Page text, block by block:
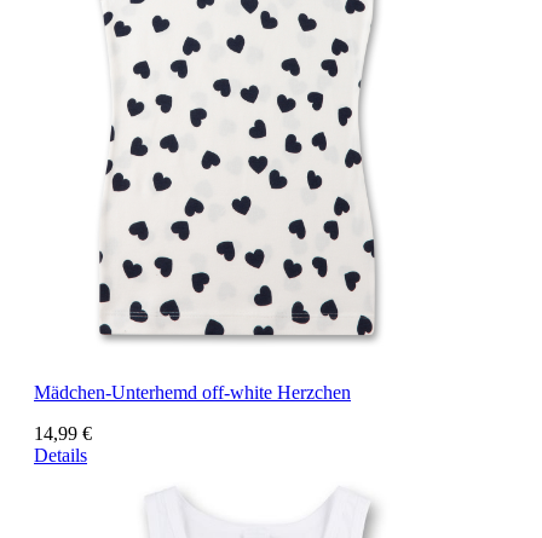
Mädchen-Unterhemd off-white Herzchen
14,99 €
Details